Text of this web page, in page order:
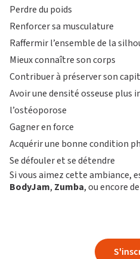
Perdre du poids
Renforcer sa musculature
Raffermir l’ensemble de la
Mieux connaître son corps
Contribuer à préserver son
Avoir une densité osseuse
l’ostéoporose
Gagner en force
Acquérir une bonne condition
Se défouler et se détendre
Si vous aimez cette ambiance,
BodyJam, Zumba, ou encore de